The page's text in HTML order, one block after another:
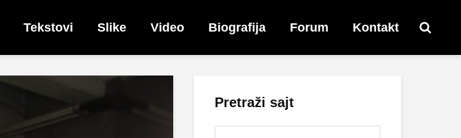
Tekstovi Slike Video Biografija Forum Kontakt
Pretraži sajt